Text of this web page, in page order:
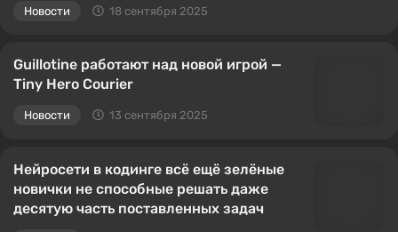
Новости 18 сентября 2025
Guillotine работают над новой игрой —
Tiny Hero Courier
Новости 13 сентября 2025
Нейросети в кодинге всё ещё зелёные
новички не способные решать даже
десятую часть поставленных задач